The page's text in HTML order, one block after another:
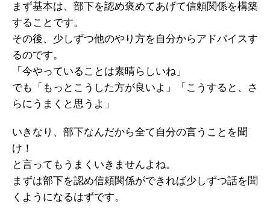
まず基本は、部下を認め褒めてあげて信頼関係を構築
することです。
その後、少しずつ他のやり方を自分からアドバイスす
るのです。
「今やっていることは素晴らしいね」
でも「もっとこうした方が良いよ」「こうすると、さ
らにうまくと思うよ」
いきなり、部下なんだから全て自分の言うことを聞
け！
と言ってもうまくいきませんよね。
まずは部下を認め信頼関係ができれば少しずつ話を聞
くようになるはずです。